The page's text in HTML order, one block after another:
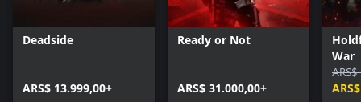
Deadside
ARS$ 13.999,00+
Ready or Not
ARS$ 31.000,00+
War